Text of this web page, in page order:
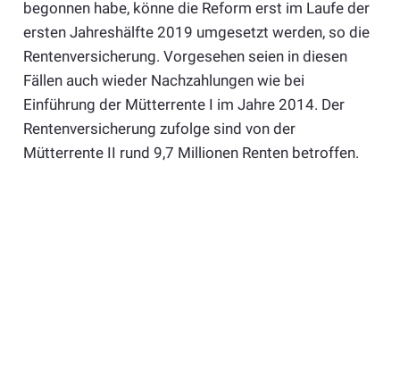
begonnen habe, könne die Reform erst im Laufe der
ersten Jahreshälfte 2019 umgesetzt werden, so die
Rentenversicherung. Vorgesehen seien in diesen
Fällen auch wieder Nachzahlungen wie bei
Einführung der Mütterrente I im Jahre 2014. Der
Rentenversicherung zufolge sind von der
Mütterrente II rund 9,7 Millionen Renten betroffen.